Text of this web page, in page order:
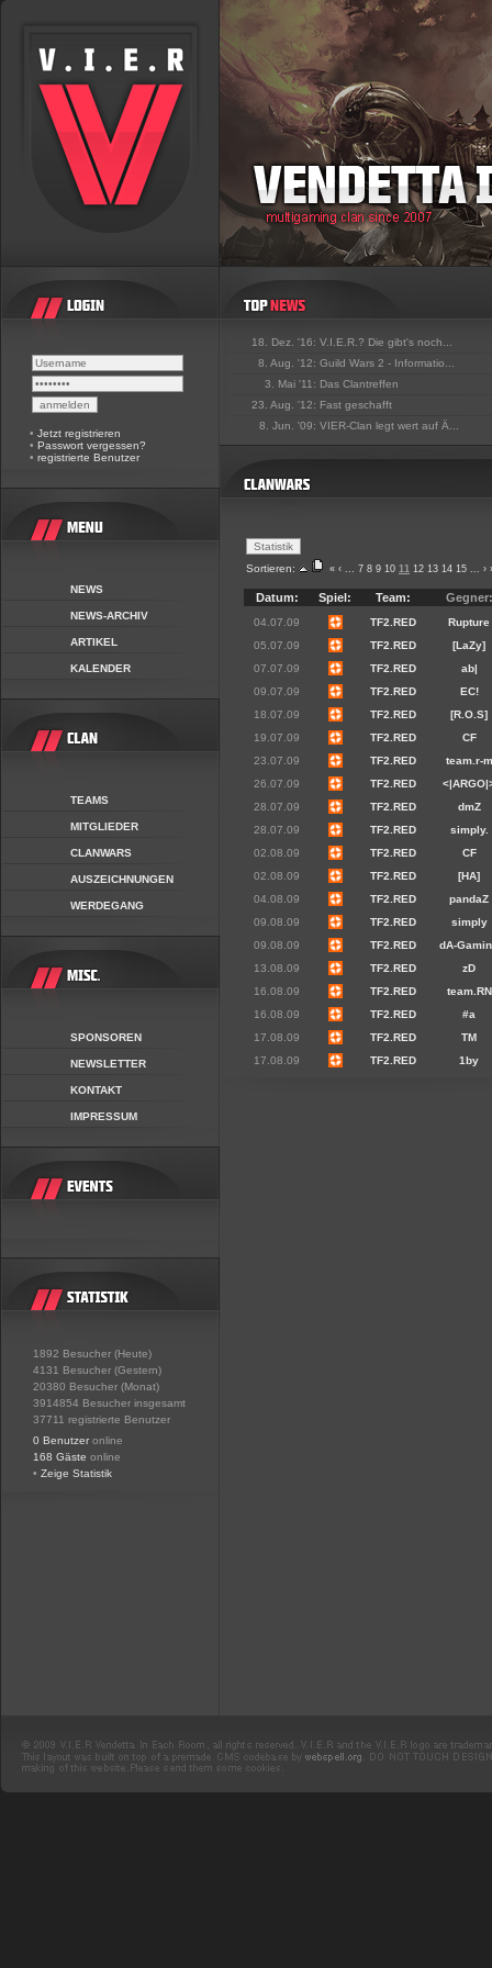
• Jetzt registrieren
• Passwort vergessen?
• registrierte Benutzer
NEWS
NEWS-ARCHIV
ARTIKEL
KALENDER
TEAMS
MITGLIEDER
CLANWARS
AUSZEICHNUNGEN
WERDEGANG
SPONSOREN
NEWSLETTER
KONTAKT
IMPRESSUM
1892 Besucher (Heute)
4131 Besucher (Gestern)
20380 Besucher (Monat)
3914854 Besucher insgesamt
37711 registrierte Benutzer
0 Benutzer online
168 Gäste online
• Zeige Statistik
18. Dez. '16: V.I.E.R.? Die gibt's noch...
8. Aug. '12: Guild Wars 2 - Informatio...
3. Mai '11: Das Clantreffen
23. Aug. '12: Fast geschafft
8. Jun. '09: VIER-Clan legt wert auf Ä...
Sortieren: « ‹ ... 7 8 9 10 11 12 13 14 15 ... ›
Datum: Spiel: Team: Gegner:
04.07.09 TF2.RED
Rupture
05.07.09
TF2.RED
[LaZy]
07.07.09
TF2.RED
ab|
09.07.09
TF2.RED
EC!
18.07.09
TF2.RED
[R.O.S]
19.07.09
TF2.RED
CF
23.07.09
TF2.RED
team.r-m
26.07.09
TF2.RED
28.07.09
TF2.RED
dmZ
28.07.09
TF2.RED
simply.
02.08.09
TF2.RED
CF
02.08.09
TF2.RED
[HA]
04.08.09
TF2.RED
pandaZ
09.08.09
TF2.RED
simply
09.08.09
TF2.RED
dA-
13.08.09
TF2.RED
zD
16.08.09
TF2.RED
team.RN
16.08.09
TF2.RED
#a
17.08.09
TF2.RED
TM
17.08.09
TF2.RED 1by